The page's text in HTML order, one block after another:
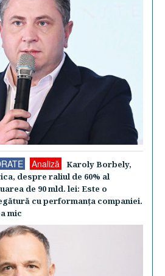
Analiză
Karoly Borbely,
despre raliul de 60% al
de 90 mld. lei: Este o
cu performanţa companiei.
mic